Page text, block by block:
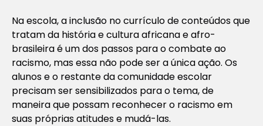
Na escola, a inclusão no currículo de conteúdos que
tratam da história e cultura africana e afro-
brasileira é um dos passos para o combate ao
racismo, mas essa não pode ser a única ação. Os
alunos e o restante da comunidade escolar
precisam ser sensibilizados para o tema, de
maneira que possam reconhecer o racismo em
suas próprias atitudes e mudá-las.